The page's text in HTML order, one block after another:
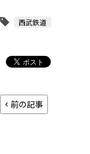
西武鉄道
前の記事